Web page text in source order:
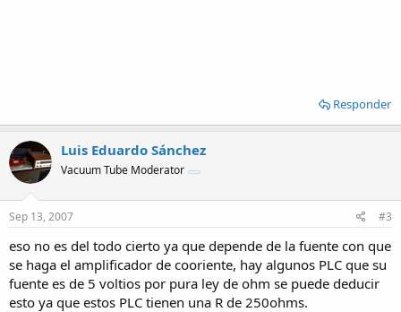
Responder
Luis Eduardo Sánchez
Vacuum Tube Moderator
Sep 13, 2007 #3
eso no es del todo cierto ya que depende de la fuente con que
se haga el amplificador de cooriente, hay algunos PLC que su
fuente es de 5 voltios por pura ley de ohm se puede deducir
esto ya que estos PLC tienen una R de 250ohms.